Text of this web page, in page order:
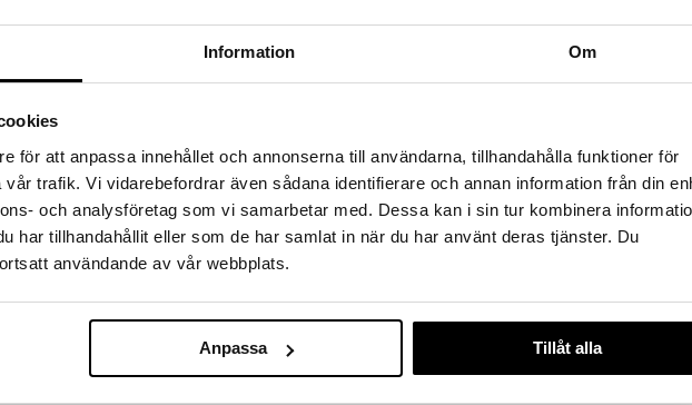
Information Om
för att anpassa innehållet och annonserna till användarna, tillhandahålla funktioner för
trafik. Vi vidarebefordrar även sådana identifierare och annan information från din
och analysföretag som vi samarbetar med. Dessa kan i sin tur kombinera
har tillhandahållit eller som de har samlat in när du har använt deras tjänster. Du
användande av vår webbplats.
Anpassa Tillåt alla
fylles varehuset med fantastiske utsalgspriser på
»
rabatt
hyllede motedesignere i verden. Han er kjent
gjenoppfinne seg selv.
forbehold om utsolgte varer.
og er en klassisk krydret duft. Den har en krydrete
Lagerfeld Classic -
Deodorant spray
KARL LAGERFELD